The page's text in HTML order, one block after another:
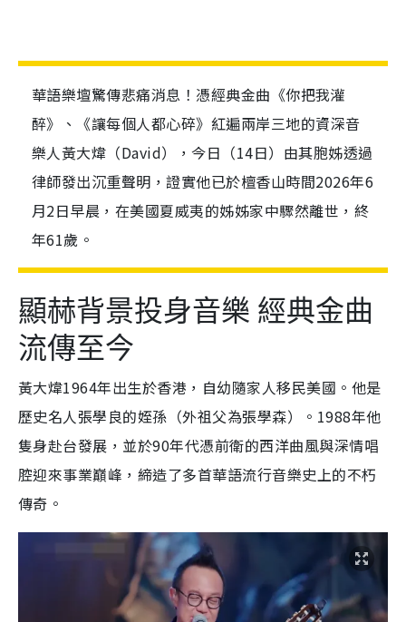
華語樂壇驚傳悲痛消息！憑經典金曲《你把我灌
醉》、《讓每個人都心碎》紅遍兩岸三地的資深音
樂人黃大煒（David），今日（14日）由其胞姊透過
律師發出沉重聲明，證實他已於檀香山時間2026年6
月2日早晨，在美國夏威夷的姊姊家中驟然離世，終
年61歲。
顯赫背景投身音樂 經典金曲
流傳至今
黃大煒1964年出生於香港，自幼隨家人移民美國。他是
歷史名人張學良的姪孫（外祖父為張學森）。1988年他
隻身赴台發展，並於90年代憑前衛的西洋曲風與深情唱
腔迎來事業巔峰，締造了多首華語流行音樂史上的不朽
傳奇。